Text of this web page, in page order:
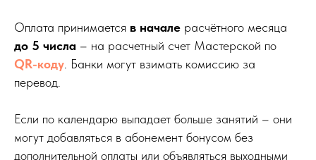
Оплата принимается в начале расчётного месяца
до 5 числа – на расчетный счет Мастерской по
QR-коду . Банки могут взимать комиссию за
перевод.
Если по календарю выпадает больше занятий – они
могут добавляться в абонемент бонусом без
дополнительной оплаты или объявляться выходными